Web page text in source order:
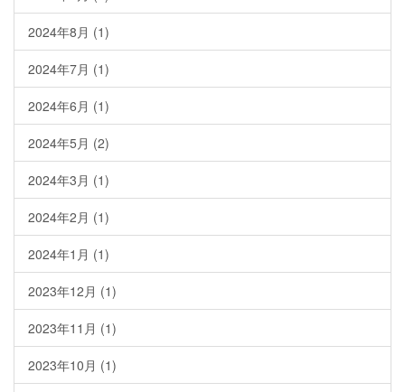
2024年8月 (1)
2024年7月 (1)
2024年6月 (1)
2024年5月 (2)
2024年3月 (1)
2024年2月 (1)
2024年1月 (1)
2023年12月 (1)
2023年11月 (1)
2023年10月 (1)